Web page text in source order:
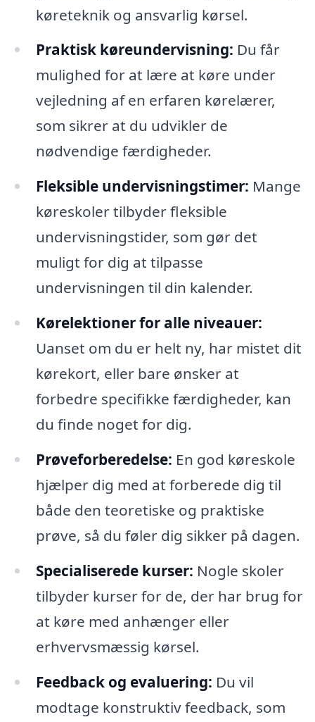
køreteknik og ansvarlig kørsel.
Praktisk køreundervisning: Du får
mulighed for at lære at køre under
vejledning af en erfaren kørelærer,
som sikrer at du udvikler de
nødvendige færdigheder.
Fleksible undervisningstimer: Mange
køreskoler tilbyder fleksible
undervisningstider, som gør det
muligt for dig at tilpasse
undervisningen til din kalender.
Kørelektioner for alle niveauer:
Uanset om du er helt ny, har mistet dit
kørekort, eller bare ønsker at
forbedre specifikke færdigheder, kan
du finde noget for dig.
Prøveforberedelse: En god køreskole
hjælper dig med at forberede dig til
både den teoretiske og praktiske
prøve, så du føler dig sikker på dagen.
Specialiserede kurser: Nogle skoler
tilbyder kurser for de, der har brug for
at køre med anhænger eller
erhvervsmæssig kørsel.
Feedback og evaluering: Du vil
modtage konstruktiv feedback, som